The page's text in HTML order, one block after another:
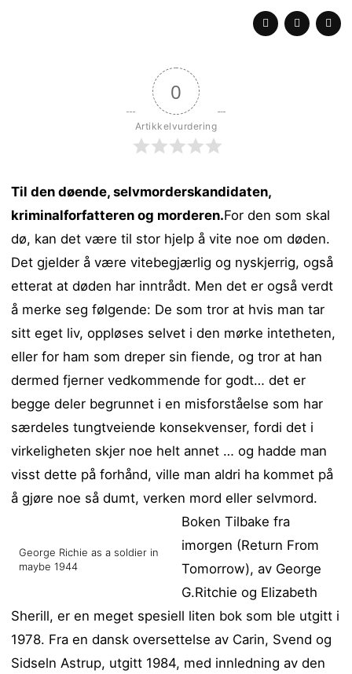
0
Artikkelvurdering
Til den døende, selvmorderskandidaten,
kriminalforfatteren og morderen.For den som skal
dø, kan det være til stor hjelp å vite noe om døden.
Det gjelder å være vitebegjærlig og nyskjerrig, også
etterat at døden har inntrådt. Men det er også verdt
å merke seg følgende: De som tror at hvis man tar
sitt eget liv, oppløses selvet i den mørke intetheten,
eller for ham som dreper sin fiende, og tror at han
dermed fjerner vedkommende for godt… det er
begge deler begrunnet i en misforståelse som har
særdeles tungtveiende konsekvenser, fordi det i
virkeligheten skjer noe helt annet … og hadde man
visst dette på forhånd, ville man aldri ha kommet på
å gjøre noe så dumt, verken mord eller selvmord.
George Richie as a soldier in
maybe 1944
Boken Tilbake fra
imorgen (Return From
Tomorrow), av George
G.Ritchie og Elizabeth
Sherill, er en meget spesiell liten bok som ble utgitt i
1978. Fra en dansk oversettelse av Carin, Svend og
Sidseln Astrup, utgitt 1984, med innledning av den